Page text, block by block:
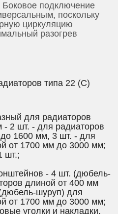
подключение
поскольку
циркуляцию
разогрев
типа 22 (C)
для радиаторов
- 2 шт. - для радиаторов
1600 мм, 3 шт. - для
от 1700 мм до 3000 мм;
шт.;
- 4 шт. (дюбель-
длиной от 400 мм
шуруп) для
от 1700 мм до 3000 мм;
уголки и накладки,